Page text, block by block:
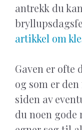
antrekk du
artikkel om
Gaven er ofte
og som er
siden av
du noen gode